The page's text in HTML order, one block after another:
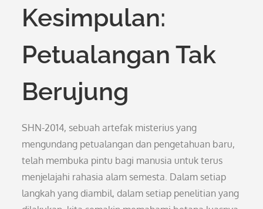
Kesimpulan:
Petualangan Tak
Berujung
SHN-2014, sebuah artefak misterius yang
mengundang petualangan dan pengetahuan baru,
telah membuka pintu bagi manusia untuk terus
menjelajahi rahasia alam semesta. Dalam setiap
langkah yang diambil, dalam setiap penelitian yang